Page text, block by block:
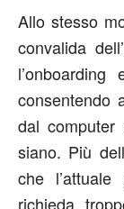
Allo stesso
convalida
l’onboarding
consentendo
dal computer
siano. Più
che l’attuale
richieda